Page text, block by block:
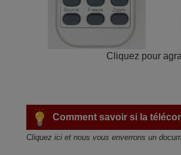
Cliquez pour
Comment savoir si la
Cliquez ici et nous vous enverrons un